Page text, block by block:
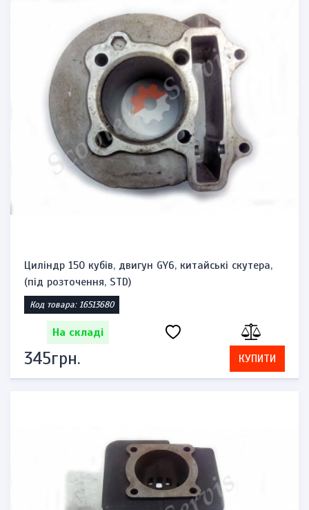
Циліндр 150 кубів, двигун GY6, китайські скутера,
(під розточення, STD)
Код товара: 16513680
На складі
345грн. КУПИТИ